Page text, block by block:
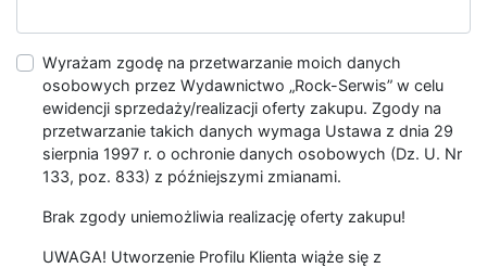
Wyrażam zgodę na przetwarzanie moich danych
osobowych przez Wydawnictwo „Rock-Serwis” w celu
ewidencji sprzedaży/realizacji oferty zakupu. Zgody na
przetwarzanie takich danych wymaga Ustawa z dnia 29
sierpnia 1997 r. o ochronie danych osobowych (Dz. U. Nr
133, poz. 833) z późniejszymi zmianami.
Brak zgody uniemożliwia realizację oferty zakupu!
UWAGA! Utworzenie Profilu Klienta wiąże się z